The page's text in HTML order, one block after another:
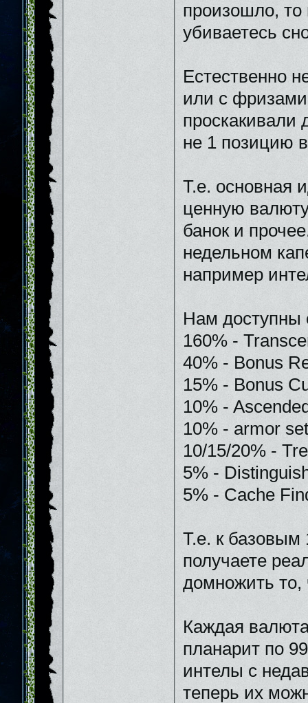
произошло, то
убиваетесь
Естественно
или с
проскакивали
не 1 позицию
Т.е. основная
ценную
банок и
недельном
например
Нам
160% -
40% - Bonus
15% - Bonus
10% -
10% - armor
10/15/20% -
5% -
5% - Cache
Т.е. к базовым
получаете
домножить то,
Каждая
планарит по
интелы с
теперь их